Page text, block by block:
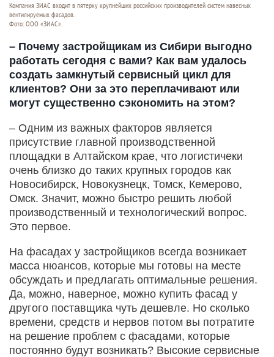
Компания ЗИАС входит в пятерку крупнейших российских производителей систем навесных
вентилируемых фасадов.
Фото: ООО «ЗИАС».
– Почему застройщикам из Сибири выгодно
работать сегодня с вами? Как вам удалось
создать замкнутый сервисный цикл для
клиентов? Они за это переплачивают или
могут существенно сэкономить на этом?
– Одним из важных факторов является
присутствие главной производственной
площадки в Алтайском крае, что логистичеки
очень близко до таких крупных городов как
Новосибирск, Новокузнецк, Томск, Кемерово,
Омск. Значит, можно быстро решить любой
производственный и технологический вопрос.
Это первое.
На фасадах у застройщиков всегда возникает
масса нюансов, которые мы готовы на месте
обсуждать и предлагать оптимальные решения.
Да, можно, наверное, можно купить фасад у
другого поставщика чуть дешевле. Но сколько
времени, средств и нервов потом вы потратите
на решение проблем с фасадами, которые
постоянно будут возникать? Высокие сервисные